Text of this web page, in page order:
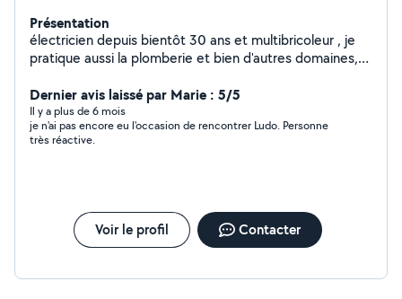
Présentation
électricien depuis bientôt 30 ans et multibricoleur , je
pratique aussi la plomberie et bien d'autres domaines,
réactive, soigneuse et efficace , je serai à même de
réaliser au mieux vos travaux. Travaillant sur Dinard et St
Malo, j'ai un rayon d'action assez large. Merci à vous.
Dernier avis laissé par Marie : 5/5
Il y a plus de 6 mois
je n'ai pas encore eu l'occasion de rencontrer Ludo. Personne
très réactive.
Voir le profil Contacter